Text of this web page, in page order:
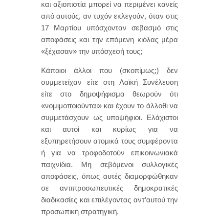
και αξιοπιστία μπορεί να περιμένει κανείς
από αυτούς, αν τυχόν εκλεγούν, όταν στις
17 Μαρτίου υπόσχονταν σεβασμό στις
αποφάσεις και την επόμενη κιόλας μέρα
«ξέχασαν» την υπόσχεσή τους;
Κάποιοι άλλοι που (σκοπίμως;) δεν
συμμετείχαν είτε στη Λαϊκή Συνέλευση
είτε στο δημοψήφισμα θεωρούν ότι
«νομιμοποιούνται» και έχουν το άλλοθι να
συμμετάσχουν ως υποψήφιοι. Ελάχιστοι
και αυτοί και κυρίως για να
εξυπηρετήσουν ατομικά τους συμφέροντα
ή για να τροφοδοτούν επικοινωνιακά
παιχνίδια. Μη σεβόμενοι συλλογικές
αποφάσεις, όπως αυτές διαμορφώθηκαν
σε αντιπροσωπευτικές δημοκρατικές
διαδικασίες και επιλέγοντας αντ’αυτού την
προσωπική στρατηγική.